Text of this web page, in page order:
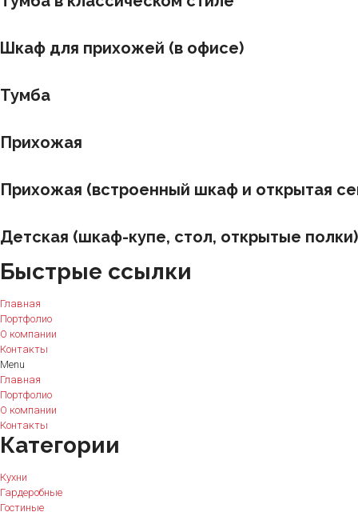
Шкаф для прихожей (в офисе)
Тумба
Прихожая
Прихожая (встроенный шкаф и открытая
Детская (шкаф-купе, стол, открытые полки)
Быстрые ссылки
Главная
Портфолио
О компании
Контакты
Menu
Главная
Портфолио
О компании
Контакты
Категории
Кухни
Гардеробные
Гостиные